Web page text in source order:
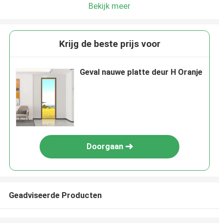
Bekijk meer
Krijg de beste prijs voor
Geval nauwe platte deur H Oranje
Doorgaan
Geadviseerde Producten